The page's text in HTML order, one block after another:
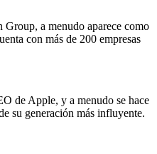
a menudo aparece como
con más de 200 empresas
de Apple, y a menudo se hace
su generación más influyente.